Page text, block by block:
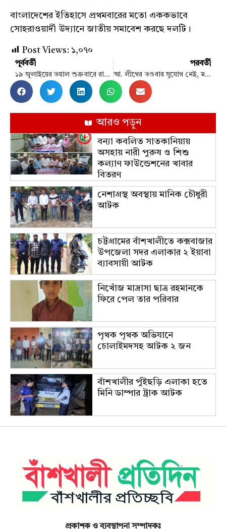
বাংলাদেশের ইতিহাসে প্রথমবারের মতো এককভাবে
সোহরাওয়ার্দী উদ্যানে জাতীয় সমাবেশ করছে দলটি।
Post Views: ১,০৭০
পূর্ববর্তী
১৯ জুলাইয়ের ভয়াল শুক্রবারে রাজধানীজুড়ে কারফিউ, নিহত অন্তত ৫৬ জন
পরবর্তী
আ. লীগের তওবার সুযোগ নেই, মন্তব্য করলেন এনসিপি নেতা হাসনাত
আরও পড়ুন
বন্যা কবলিত সাতকানিয়ায়
অসহায় নারী পুরুষ ও শিশু
কল্যাণ ফাউন্ডেশনের খাবার
বিতরণ
নেশাগ্রস্থ অবস্থায় মানিক চৌধুরী
আটক
চট্টগ্রামের বাঁশখালীতে কক্সবাজার
উপজেলা সদর এলাকার ২ ইয়াবা
ব্যাবসায়ী আটক
নিখোঁজ মাদ্রাসা ছাত্র রহমানকে
ফিরে পেল তার পরিবার
পৃথক পৃথক অভিযানে
চোলাইমদসহ আটক ২ জন
বাঁশখালীর পুঁইছড়ি এলাকা হতে
মিনি ডাম্পার ট্রাক আটক
প্রকাশক ও ব্যবস্থাপনা সম্পাদকঃ